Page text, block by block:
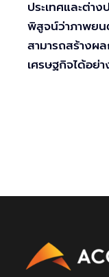
ประเทศและต่าง
พิสูจน์ว่าภาพยน
สามารถสร้างผ
เศรษฐกิจได้อย่